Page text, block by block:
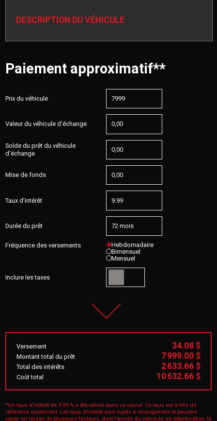
DESCRIPTION DU VÉHICULE
Paiement approximatif**
Prix du véhicule
Valeur du véhicule d'échange
Solde du prêt du véhicule
d'échange
Mise de fonds
Taux d'intérêt
Durée du prêt
Fréquence des versements Hebdomadaire
Bimensuel
Mensuel
Inclure les taxes
Versement 34.08 $
Montant total du prêt 7 999.00 $
Total des intérêts 2 633.66 $
Coût total 10 632.66 $
*Un taux d’intérêt de 9.99 % a été utilisé dans ce calcul. Ce taux est à titre de
référence seulement. Les taux d’intérêt sont sujets à changement et peuvent
varier en raison de plusieurs facteurs, dont l’année du véhicule, sa dépréciation, le